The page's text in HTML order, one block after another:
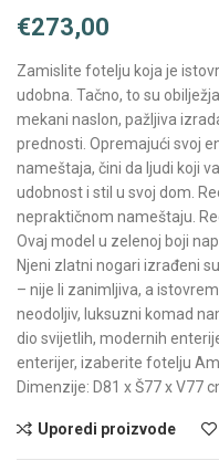
€
Zamislite fotelju koja je
udobna. Tačno, to su
mekani naslon, pažljiva
prednosti. Opremajući svoj
nameštaja, čini da ljudi koji
udobnost i stil u svoj dom.
nepraktičnom nameštaju.
Ovaj model u zelenoj boji
Njeni zlatni nogari izrađeni
– nije li zanimljiva, a
neodoljiv, luksuzni komad
dio svijetlih, modernih
enterijer, izaberite fotelju
Dimenzije: D81 x Š77 x V77
Uporedi proizvode